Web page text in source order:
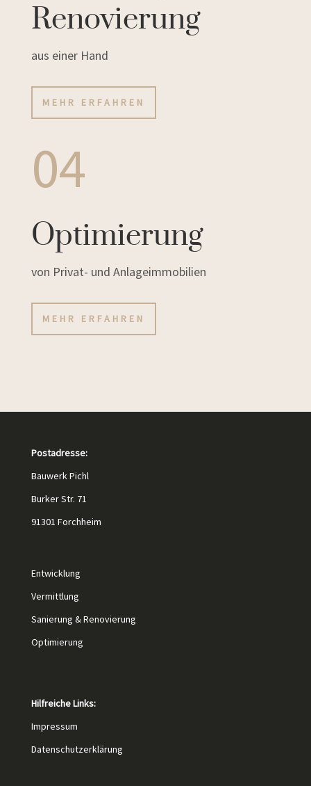
Renovierung
aus einer Hand
MEHR ERFAHREN
04
Optimierung
von Privat- und Anlageimmobilien
MEHR ERFAHREN
Postadresse:
Bauwerk Pichl
Burker Str. 71
91301 Forchheim
Entwicklung
Vermittlung
Sanierung & Renovierung
Optimierung
Hilfreiche Links:
Impressum
Datenschutzerklärung